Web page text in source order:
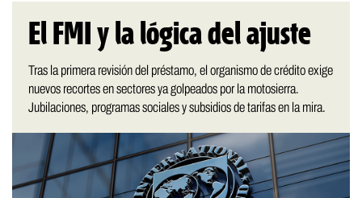
El FMI y la lógica del ajuste
Tras la primera revisión del préstamo, el organismo de crédito exige
nuevos recortes en sectores ya golpeados por la motosierra.
Jubilaciones, programas sociales y subsidios de tarifas en la mira.